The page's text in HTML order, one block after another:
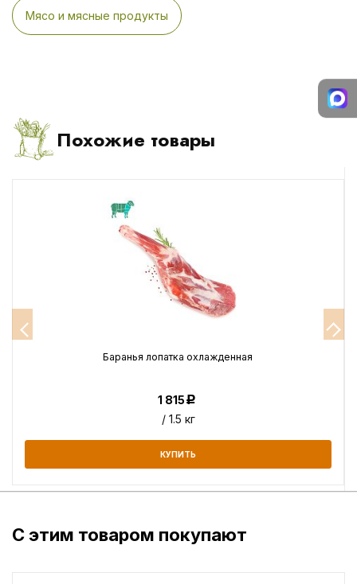
Мясо и мясные продукты
Похожие товары
Баранья лопатка охлажденная
1 815Р
/ 1.5 кг
КУПИТЬ
С этим товаром покупают